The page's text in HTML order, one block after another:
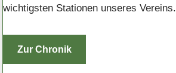
wichtigsten Stationen unseres Vereins.
Zur Chronik